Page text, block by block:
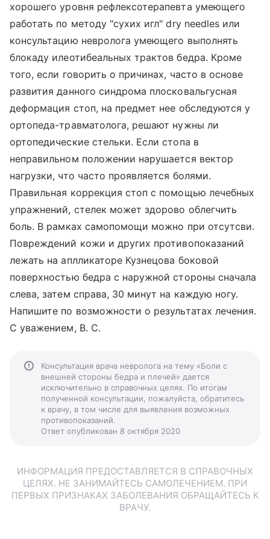
хорошего уровня рефлексотерапевта умеющего
работать по методу "сухих игл" dry needles или
консультацию невролога умеющего выполнять
блокаду илеотибеальных трактов бедра. Кроме
того, если говорить о причинах, часто в основе
развития данного синдрома плосковальгусная
деформация стоп, на предмет нее обследуются у
ортопеда-травматолога, решают нужны ли
ортопедические стельки. Если стопа в
неправильном положении нарушается вектор
нагрузки, что часто проявляется болями.
Правильная коррекция стоп с помощью лечебных
упражнений, стелек может здорово облегчить
боль. В рамках самопомощи можно при отсутсви.
Повреждений кожи и других противопоказаний
лежать на аплликаторе Кузнецова боковой
поверхностью бедра с наружной стороны сначала
слева, затем справа, 30 минут на каждую ногу.
Напишите по возможности о результатах лечения.
С уважением, В. С.
Консультация врача невролога на тему «Боли с
внешней стороны бедра и плечей» дается
исключительно в справочных целях. По итогам
полученной консультации, пожалуйста, обратитесь
к врачу, в том числе для выявления возможных
противопоказаний.
Ответ опубликован 8 октября 2020
ИНФОРМАЦИЯ ПРЕДОСТАВЛЯЕТСЯ В СПРАВОЧНЫХ
ЦЕЛЯХ. НЕ ЗАНИМАЙТЕСЬ САМОЛЕЧЕНИЕМ. ПРИ
ПЕРВЫХ ПРИЗНАКАХ ЗАБОЛЕВАНИЯ ОБРАЩАЙТЕСЬ К
ВРАЧУ.